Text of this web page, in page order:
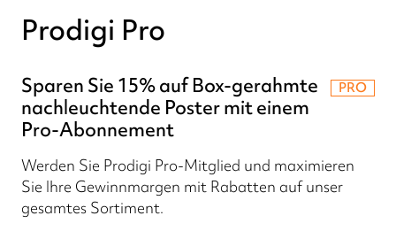
Prodigi Pro
Sparen Sie 15% auf Box-gerahmte
nachleuchtende Poster mit einem
Pro-Abonnement
PRO
Werden Sie Prodigi Pro-Mitglied und maximieren
Sie Ihre Gewinnmargen mit Rabatten auf unser
gesamtes Sortiment.